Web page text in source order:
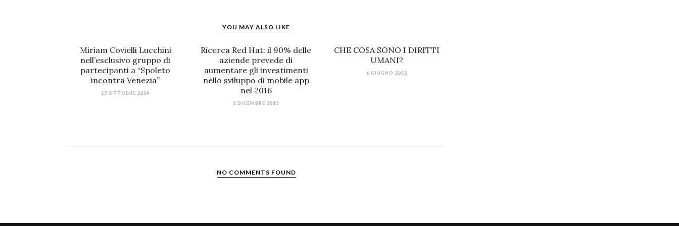
YOU MAY ALSO LIKE
Miriam Covielli Lucchini
nell’esclusivo gruppo di
partecipanti a “Spoleto
incontra Venezia”
17 OTTOBRE 2014
Ricerca Red Hat: il 90% delle
aziende prevede di
aumentare gli investimenti
nello sviluppo di mobile app
nel 2016
3 DICEMBRE 2015
CHE COSA SONO I DIRITTI
UMANI?
6 GIUGNO 2012
NO COMMENTS FOUND